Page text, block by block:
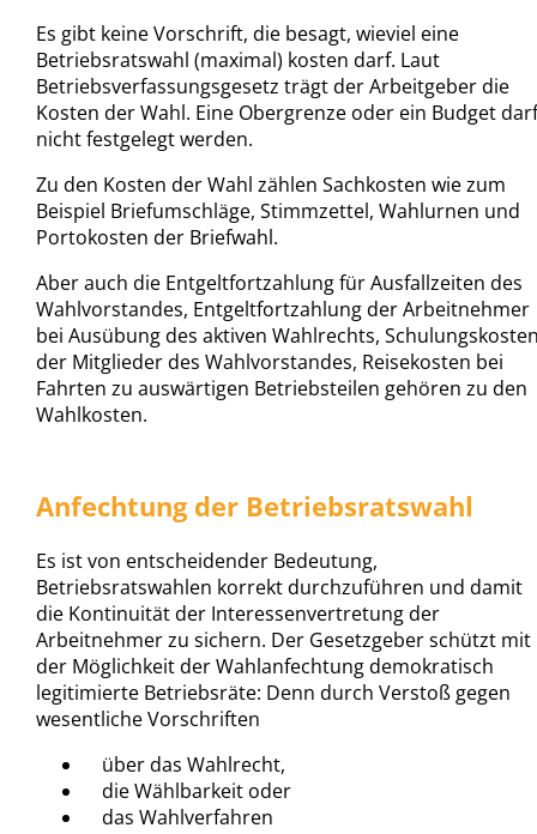
Es gibt keine Vorschrift, die besagt, wieviel eine
Betriebsratswahl (maximal) kosten darf. Laut
Betriebsverfassungsgesetz trägt der Arbeitgeber die
Kosten der Wahl. Eine Obergrenze oder ein Budget darf
nicht festgelegt werden.
Zu den Kosten der Wahl zählen Sachkosten wie zum
Beispiel Briefumschläge, Stimmzettel, Wahlurnen und
Portokosten der Briefwahl.
Aber auch die Entgeltfortzahlung für Ausfallzeiten des
Wahlvorstandes, Entgeltfortzahlung der Arbeitnehmer
bei Ausübung des aktiven Wahlrechts,
der Mitglieder des Wahlvorstandes, Reisekosten bei
Fahrten zu auswärtigen Betriebsteilen gehören zu den
Wahlkosten.
Anfechtung der Betriebsratswahl
Es ist von entscheidender Bedeutung,
Betriebsratswahlen korrekt durchzuführen und damit
die Kontinuität der Interessenvertretung der
Arbeitnehmer zu sichern. Der Gesetzgeber schützt mit
der Möglichkeit der Wahlanfechtung demokratisch
legitimierte Betriebsräte: Denn durch Verstoß gegen
wesentliche Vorschriften
über das Wahlrecht,
die Wählbarkeit oder
das Wahlverfahren